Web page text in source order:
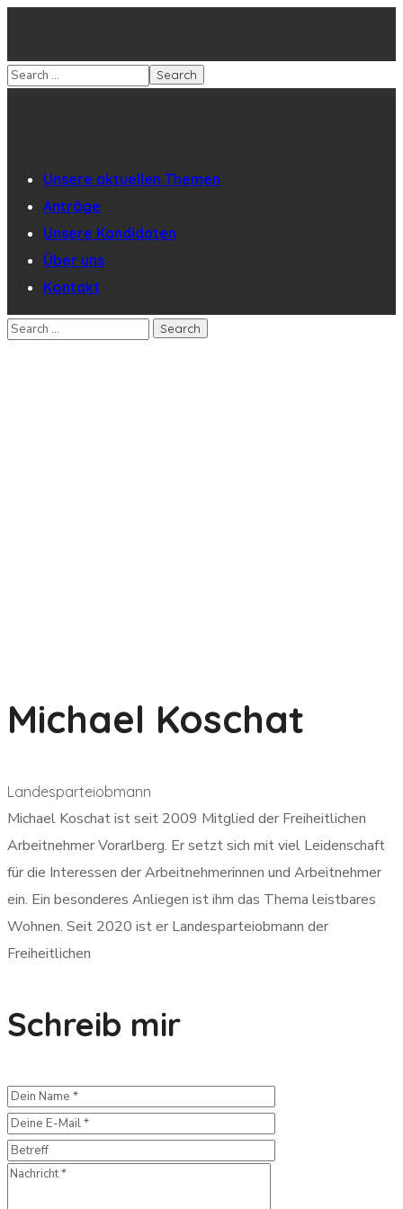
Unsere aktuellen Themen
Anträge
Unsere Kandidaten
Über uns
Kontakt
Michael Koschat
Landesparteiobmann
Michael Koschat ist seit 2009 Mitglied der Freiheitlichen
Arbeitnehmer Vorarlberg. Er setzt sich mit viel Leidenschaft
für die Interessen der Arbeitnehmerinnen und Arbeitnehmer
ein. Ein besonderes Anliegen ist ihm das Thema leistbares
Wohnen. Seit 2020 ist er Landesparteiobmann der
Freiheitlichen
Schreib mir